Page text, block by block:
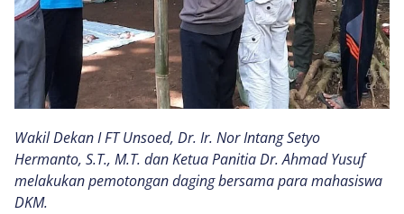
Wakil Dekan I FT Unsoed, Dr. Ir. Nor Intang Setyo
Hermanto, S.T., M.T. dan Ketua Panitia Dr. Ahmad Yusuf
melakukan pemotongan daging bersama para mahasiswa
DKM.